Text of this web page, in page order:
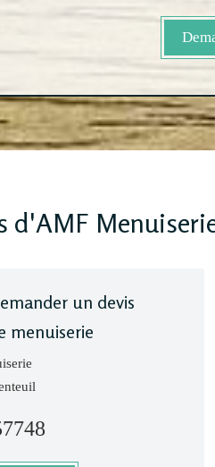
d'AMF
un devis
menuiserie